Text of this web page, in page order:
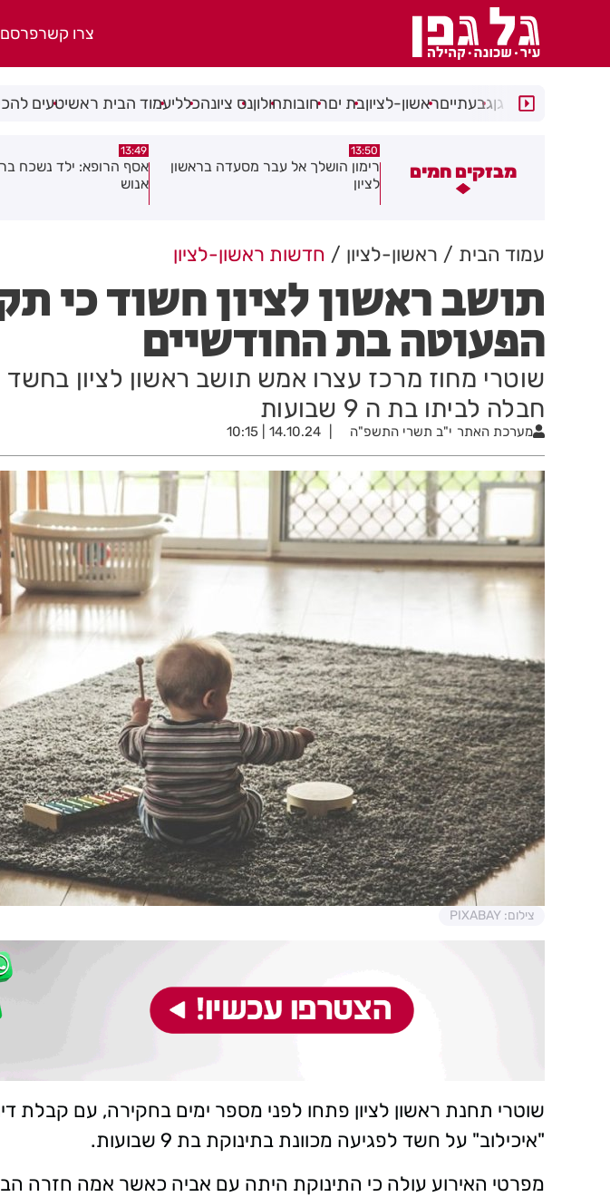
צרו קשרפרסם
רמת גןגבעתייםראשון-לציוןבת יםרחובותחולוןנס ציונהכלליעמוד הבית ראשיטעים
מבזקים חמים
משמר שכונות רמב"ם יוצא לדרך
13:50
רימון הושלך אל עבר מסעדה בראשון
לציון
13:49
אסף הרופא: ילד נשכח
אנוש
עמוד הבית ראשון-לציון חדשות ראשון-לציון
תושב ראשון לציון חשוד כי
הפעוטה בת החודשיים
שוטרי מחוז מרכז עצרו אמש תושב ראשון לציון
חבלה לביתו בת ה 9 שבועות
מערכת האתר י"ב תשרי התשפ"ה 14.10.24 | 10:15
צילום: PIXABAY
שוטרי תחנת ראשון לציון פתחו לפני מספר ימים בחקירה, עם קבלת
"איכילוב" על חשד לפגיעה מכוונת בתינוקת בת 9 שבועות.
מפרטי האירוע עולה כי התינוקת היתה עם אביה כאשר אמה חזרה